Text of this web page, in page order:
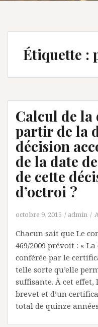
Étiquette :
Calcul de la
partir de la
décision
de la date
de cette
d’octroi ?
octobre 9, 2015 admin
Chacun sait que Le
469/2009 prévoit : «
conférée par le
telle sorte qu’elle
suffisante. À cet
brevet et d’un
total de quinze